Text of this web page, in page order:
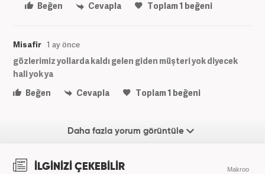
Beğen Cevapla Toplam1 beğeni
Misafir 1 ay önce
gözlerimiz yollarda kaldı gelen giden müşteri yok diyecek
hali yok ya
Beğen
Cevapla Toplam1 beğeni
Daha fazla yorum görüntüle
İLGİNİZİ ÇEKEBİLİR Makroo